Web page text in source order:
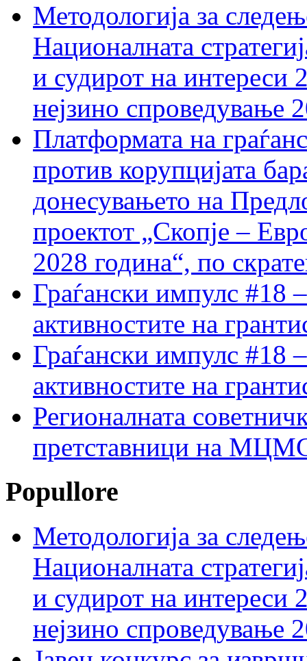
Методологија за
Националната
и судирот на интереси
нејзино спроведување
Платформата на
против корупцијата
донесувањето на
проектот „Скопје –
2028 година“, по
Граѓански импулс #18
активностите на
Граѓански импулс #18
активностите на
Регионалната
претставници на МЦМС
Popullore
Методологија за
Националната
и судирот на интереси
нејзино спроведување